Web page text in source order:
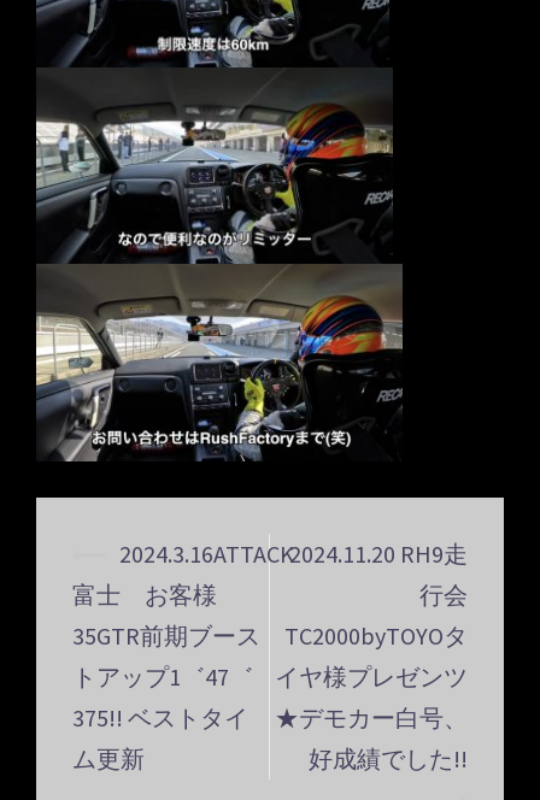
稿
ナ
ビ
ゲ
ー
シ
2024.3.16ATTACK
富士 お客様
35GTR前期ブース
トアップ1゛47゛
375!! ベストタイ
ム更新
2024.11.20 RH9走
行会
TC2000byTOYOタ
イヤ様プレゼンツ
★デモカー白号、
好成績でした!!